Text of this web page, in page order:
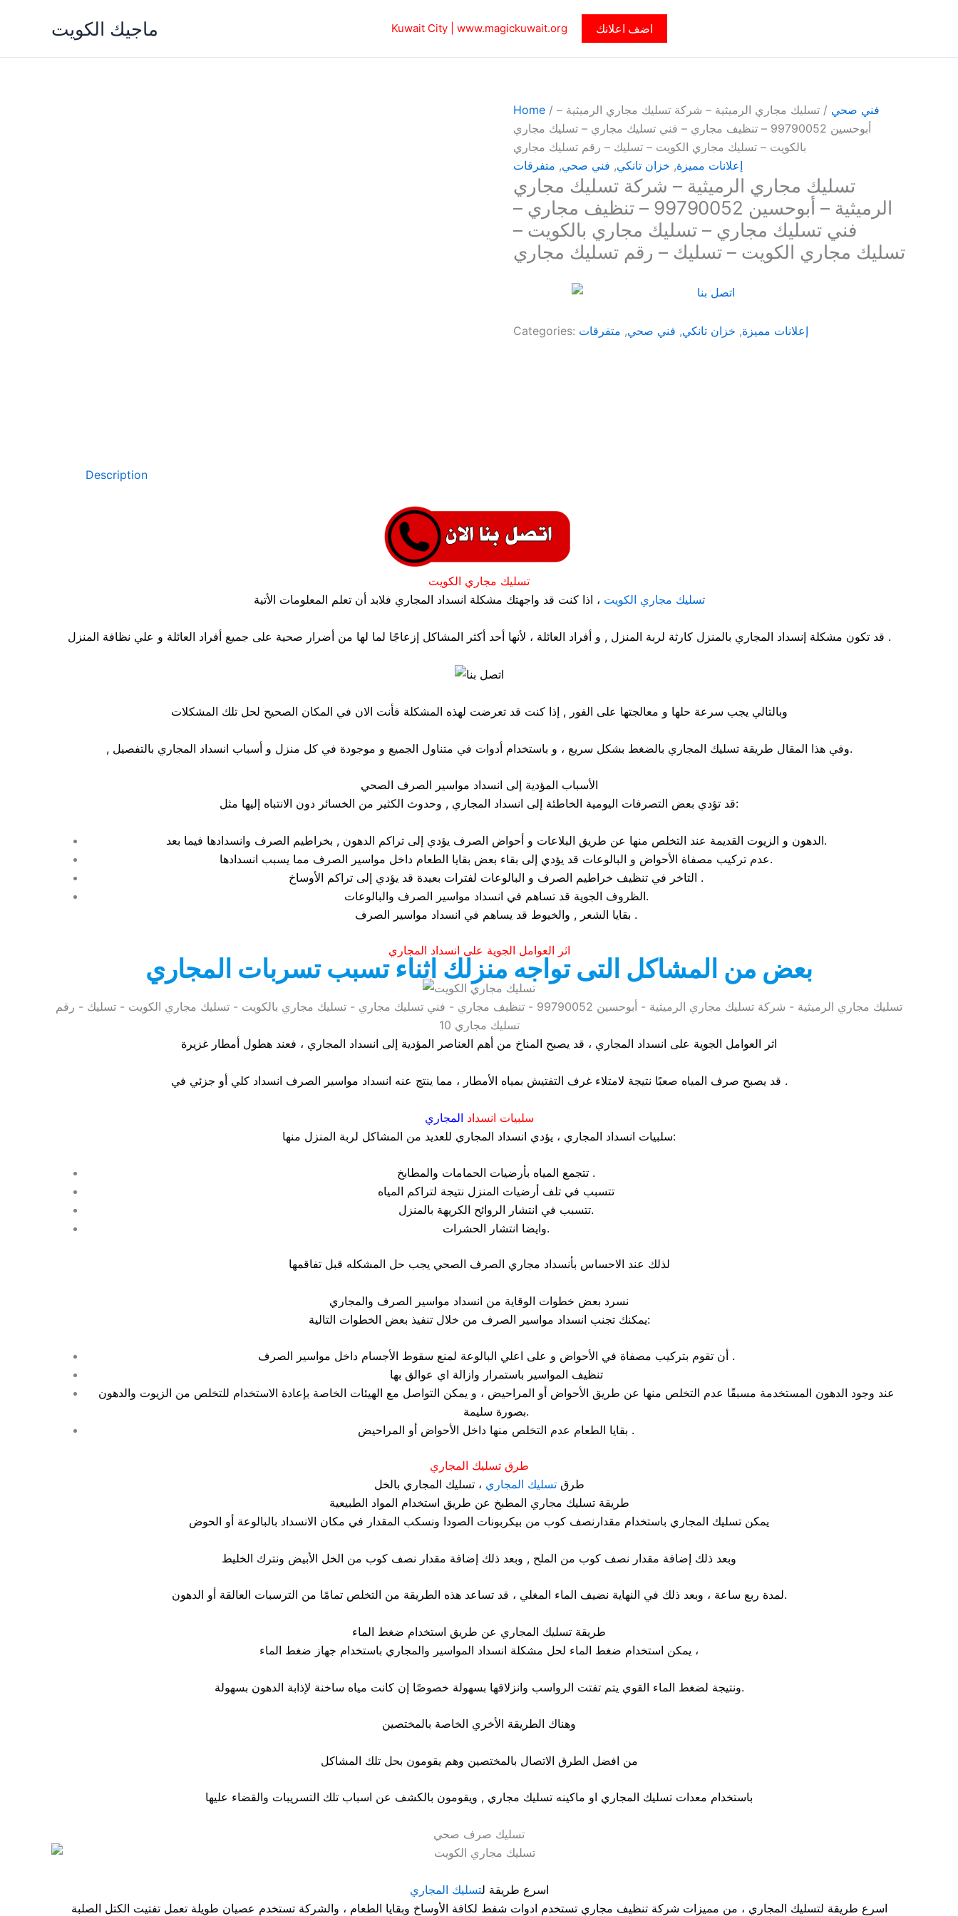
ماجيك الكويت Kuwait City | www.magickuwait.org اضف اعلانك
Home / فني صحي / تسليك مجاري الرميثية – شركة تسليك مجاري الرميثية –
أبوحسين 99790052 – تنظيف مجاري – فني تسليك مجاري – تسليك مجاري
بالكويت – تسليك مجاري الكويت – تسليك – رقم تسليك مجاري
إعلانات مميزة, خزان تانكي, فني صحي, متفرقات
تسليك مجاري الرميثية – شركة تسليك مجاري
الرميثية – أبوحسين 99790052 – تنظيف مجاري –
فني تسليك مجاري – تسليك مجاري بالكويت –
تسليك مجاري الكويت – تسليك – رقم تسليك مجاري
Categories: إعلانات مميزة, خزان تانكي, فني صحي, متفرقات
Description
تسليك مجاري الكويت
تسليك مجاري الكويت ، اذا كنت قد واجهتك مشكلة انسداد المجاري فلابد أن تعلم المعلومات الأتية
قد تكون مشكلة إنسداد المجاري بالمنزل كارثة لربة المنزل , و أفراد العائلة ، لأنها أحد أكثر المشاكل إزعاجًا لما لها من أضرار صحية على جميع أفراد العائلة و علي نظافة المنزل .
وبالتالي يجب سرعة حلها و معالجتها على الفور , إذا كنت قد تعرضت لهذه المشكلة فأنت الان في المكان الصحيح لحل تلك المشكلات
, وفي هذا المقال طريقة تسليك المجاري بالضغط بشكل سريع ، و باستخدام أدوات في متناول الجميع و موجودة في كل منزل و أسباب انسداد المجاري بالتفصيل.
الأسباب المؤدية إلى انسداد مواسير الصرف الصحي
قد تؤدي بعض التصرفات اليومية الخاطئة إلى انسداد المجاري , وحدوث الكثير من الخسائر دون الانتباه إليها مثل:
الدهون و الزيوت القديمة عند التخلص منها عن طريق البلاعات و أحواض الصرف يؤدي إلى تراكم الدهون , بخراطيم الصرف وانسدادها فيما بعد.
عدم تركيب مصفاة الأحواض و البالوعات قد يؤدي إلى بقاء بعض بقايا الطعام داخل مواسير الصرف مما يسبب انسدادها.
التاخر في تنظيف خراطيم الصرف و البالوعات لفترات بعيدة قد يؤدي إلى تراكم الأوساخ .
الظروف الجوية قد تساهم في انسداد مواسير الصرف والبالوعات.
بقايا الشعر , والخيوط قد يساهم في انسداد مواسير الصرف .
اثر العوامل الجوية على انسداد المجاري
بعض من المشاكل التى تواجه منزلك اثناء تسبب تسربات المجاري
تسليك مجاري الرميثية - شركة تسليك مجاري الرميثية - أبوحسين 99790052 - تنظيف مجاري - فني تسليك مجاري - تسليك مجاري بالكويت - تسليك مجاري الكويت - تسليك - رقم
تسليك مجاري 10
اثر العوامل الجوية على انسداد المجاري ، قد يصبح المناخ من أهم العناصر المؤدية إلى انسداد المجاري ، فعند هطول أمطار غزيرة
قد يصبح صرف المياه صعبًا نتيجة لامتلاء غرف التفتيش بمياه الأمطار ، مما ينتج عنه انسداد مواسير الصرف انسداد كلي أو جزئي في .
سلبيات انسداد المجاري
سلبيات انسداد المجاري ، يؤدي انسداد المجاري للعديد من المشاكل لربة المنزل منها:
تتجمع المياه بأرضيات الحمامات والمطابخ .
تتسبب في تلف أرضيات المنزل نتيجة لتراكم المياه
تتسبب في انتشار الروائح الكريهة بالمنزل.
وايضا انتشار الحشرات.
لذلك عند الاحساس بأنسداد مجاري الصرف الصحي يجب حل المشكله قبل تفاقمها
نسرد بعض خطوات الوقاية من انسداد مواسير الصرف والمجاري
يمكنك تجنب انسداد مواسير الصرف من خلال تنفيذ بعض الخطوات التالية:
أن تقوم بتركيب مصفاة في الأحواض و على اعلي البالوعة لمنع سقوط الأجسام داخل مواسير الصرف .
تنظيف المواسير باستمرار وازالة اي عوالق بها
عند وجود الدهون المستخدمة مسبقًا عدم التخلص منها عن طريق الأحواض أو المراحيض ، و يمكن التواصل مع الهيئات الخاصة بإعادة الاستخدام للتخلص من الزيوت والدهون
بصورة سليمة.
بقايا الطعام عدم التخلص منها داخل الأحواض أو المراحيض .
طرق تسليك المجاري
طرق تسليك المجاري ، تسليك المجاري بالخل
طريقة تسليك مجاري المطبخ عن طريق استخدام المواد الطبيعية
يمكن تسليك المجاري باستخدام مقدارنصف كوب من بيكربونات الصودا ونسكب المقدار في مكان الانسداد بالبالوعة أو الحوض
وبعد ذلك إضافة مقدار نصف كوب من الملح , وبعد ذلك إضافة مقدار نصف كوب من الخل الأبيض ونترك الخليط
لمدة ربع ساعة ، وبعد ذلك في النهاية نضيف الماء المغلي ، قد تساعد هذه الطريقة من التخلص تمامًا من الترسبات العالقة أو الدهون.
طريقة تسليك المجاري عن طريق استخدام ضغط الماء
يمكن استخدام ضغط الماء لحل مشكلة انسداد المواسير والمجاري باستخدام جهاز ضغط الماء ،
ونتيجة لضغط الماء القوي يتم تفتت الرواسب وانزلاقها بسهولة خصوصًا إن كانت مياه ساخنة لإذابة الدهون بسهولة.
وهناك الطريقة الأخري الخاصة بالمختصين
من افضل الطرق الاتصال بالمختصين وهم يقومون بحل تلك المشاكل
باستخدام معدات تسليك المجاري او ماكينه تسليك مجاري , ويقومون بالكشف عن اسباب تلك التسريبات والقضاء عليها
تسليك صرف صحي
اسرع طريقة لتسليك المجاري
اسرع طريقة لتسليك المجاري ، من مميزات شركة تنظيف مجاري تستخدم ادوات شفط لكافة الأوساخ وبقايا الطعام ، والشركة تستخدم عصيان طويلة تعمل تفتيت الكتل الصلبة